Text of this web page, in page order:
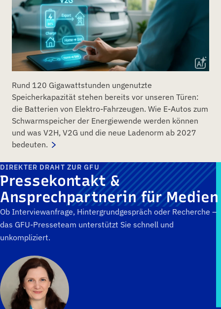
Rund 120 Gigawattstunden ungenutzte
Speicherkapazität stehen bereits vor unseren Türen:
die Batterien von Elektro-Fahrzeugen. Wie E-Autos zum
Schwarmspeicher der Energiewende werden können
und was V2H, V2G und die neue Ladenorm ab 2027
bedeuten.
DIREKTER DRAHT ZUR GFU
Pressekontakt &
Ansprechpartnerin für Medien
Ob Interviewanfrage, Hintergrundgespräch oder Recherche –
das GFU-Presseteam unterstützt Sie schnell und
unkompliziert.